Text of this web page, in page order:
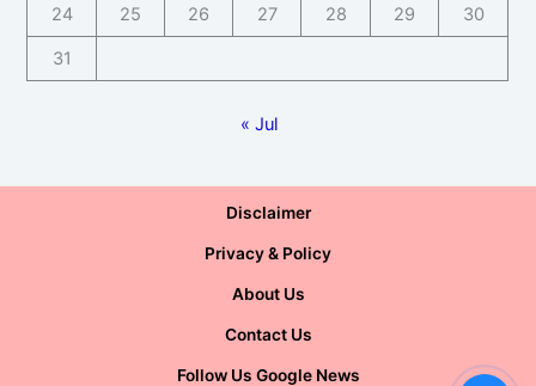
24 25 26 27 28 29 30
31
« Jul
Disclaimer
Privacy & Policy
About Us
Contact Us
Follow Us Google News